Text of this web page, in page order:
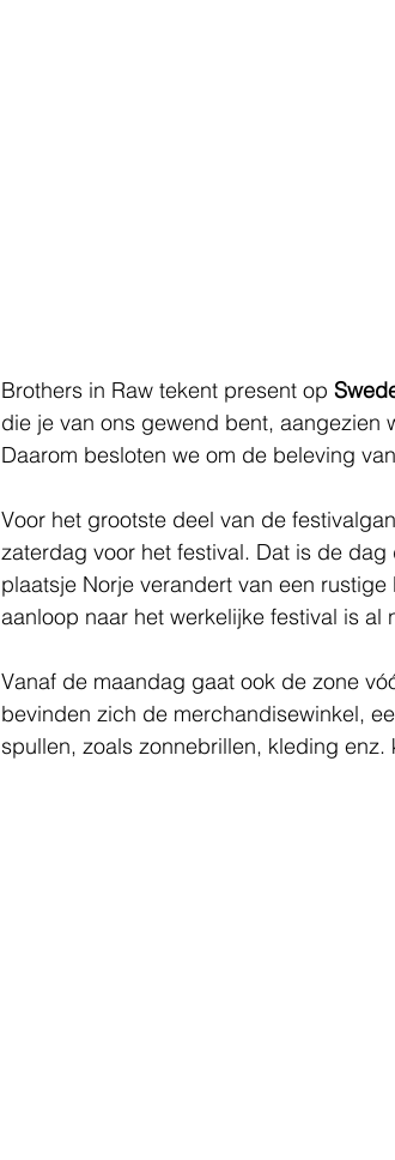
Brothers in Raw tekent present op
die je van ons gewend bent, aangezien
Daarom besloten we om de beleving
Voor het grootste deel van de
zaterdag voor het festival. Dat is de
plaatsje Norje verandert van een
aanloop naar het werkelijke festival is al
Vanaf de maandag gaat ook de zone
bevinden zich de merchandisewinkel,
spullen, zoals zonnebrillen, kleding enz.